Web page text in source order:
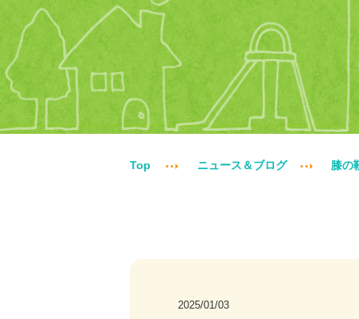
Top ニュース＆ブログ 膝の
2025/01/03